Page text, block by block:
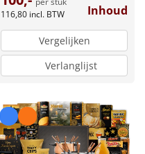
116,80 incl. BTW Inhoud
Vergelijken
Verlanglijst